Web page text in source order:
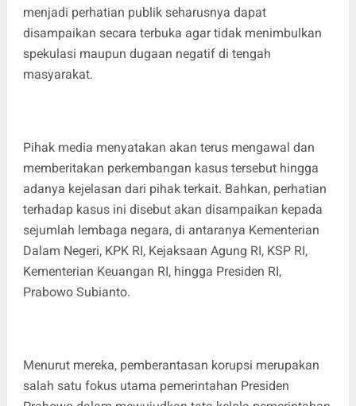
menjadi perhatian publik seharusnya dapat
disampaikan secara terbuka agar tidak menimbulkan
spekulasi maupun dugaan negatif di tengah
masyarakat.
Pihak media menyatakan akan terus mengawal dan
memberitakan perkembangan kasus tersebut hingga
adanya kejelasan dari pihak terkait. Bahkan, perhatian
terhadap kasus ini disebut akan disampaikan kepada
sejumlah lembaga negara, di antaranya Kementerian
Dalam Negeri, KPK RI, Kejaksaan Agung RI, KSP RI,
Kementerian Keuangan RI, hingga Presiden RI,
Prabowo Subianto.
Menurut mereka, pemberantasan korupsi merupakan
salah satu fokus utama pemerintahan Presiden